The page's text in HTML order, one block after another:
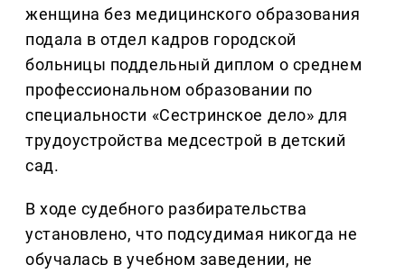
женщина без медицинского образования
подала в отдел кадров городской
больницы поддельный диплом о среднем
профессиональном образовании по
специальности «Сестринское дело» для
трудоустройства медсестрой в детский
сад.
В ходе судебного разбирательства
установлено, что подсудимая никогда не
обучалась в учебном заведении, не